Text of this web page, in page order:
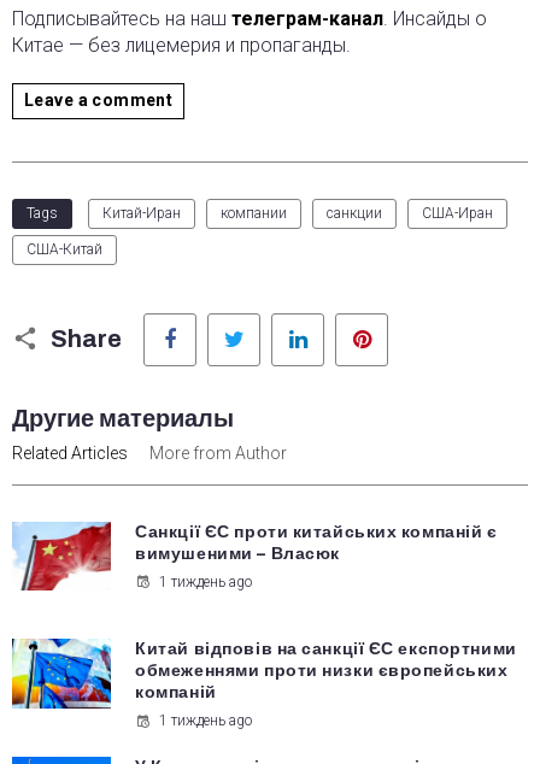
Подписывайтесь на наш телеграм-канал . Инсайды о
Китае — без лицемерия и пропаганды.
Leave a comment
Tags Китай-Иран компании санкции США-Иран
США-Китай
Share
Facebook Twitter LinkedIn
Другие материалы
Related Articles More from Author
Санкції ЄС проти китайських компаній є
вимушеними – Власюк
1 тиждень ago
Китай відповів на санкції ЄС експортними
обмеженнями проти низки європейських
компаній
1 тиждень ago